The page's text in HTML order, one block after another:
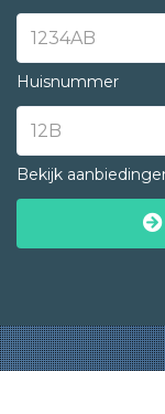
Huisnummer
Bekijk